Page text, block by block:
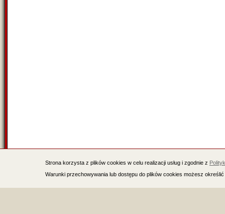
Strona korzysta z plików cookies w celu realizacji usług i zgodnie z
Warunki przechowywania lub dostępu do plików cookies możesz